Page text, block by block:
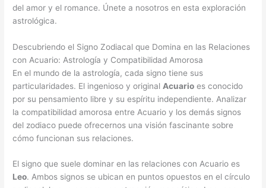
del amor y el romance. Únete a nosotros en esta exploración
astrológica.
Descubriendo el Signo Zodiacal que Domina en las Relaciones
con Acuario: Astrología y Compatibilidad Amorosa
En el mundo de la astrología, cada signo tiene sus
particularidades. El ingenioso y original Acuario es conocido
por su pensamiento libre y su espíritu independiente. Analizar
la compatibilidad amorosa entre Acuario y los demás signos
del zodiaco puede ofrecernos una visión fascinante sobre
cómo funcionan sus relaciones.
El signo que suele dominar en las relaciones con Acuario es
Leo. Ambos signos se ubican en puntos opuestos en el círculo